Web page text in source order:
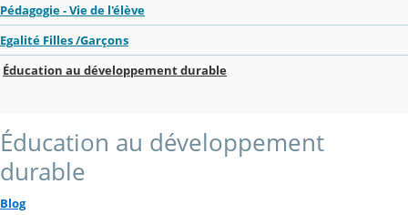
Pédagogie - Vie de l'élève
Egalité Filles /Garçons
Éducation au développement durable
Éducation au développement
durable
Blog